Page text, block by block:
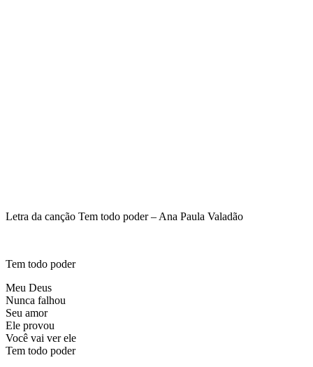
Letra da canção Tem todo poder – Ana Paula Valadão
Tem todo poder
Meu Deus
Nunca falhou
Seu amor
Ele provou
Você vai ver ele
Tem todo poder